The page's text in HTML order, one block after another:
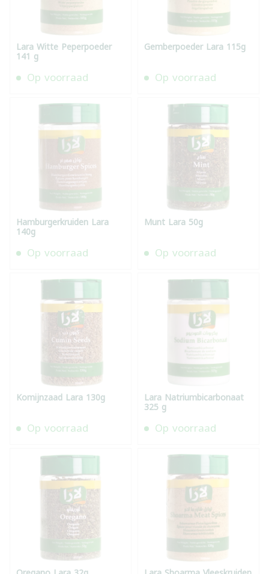
Lara Witte Peperpoeder
141 g
Op voorraad
Gemberpoeder Lara 115g
Op voorraad
Hamburgerkruiden Lara
140g
Op voorraad
Munt Lara 50g
Op voorraad
Komijnzaad Lara 130g
Op voorraad
Lara Natriumbicarbonaat
325 g
Op voorraad